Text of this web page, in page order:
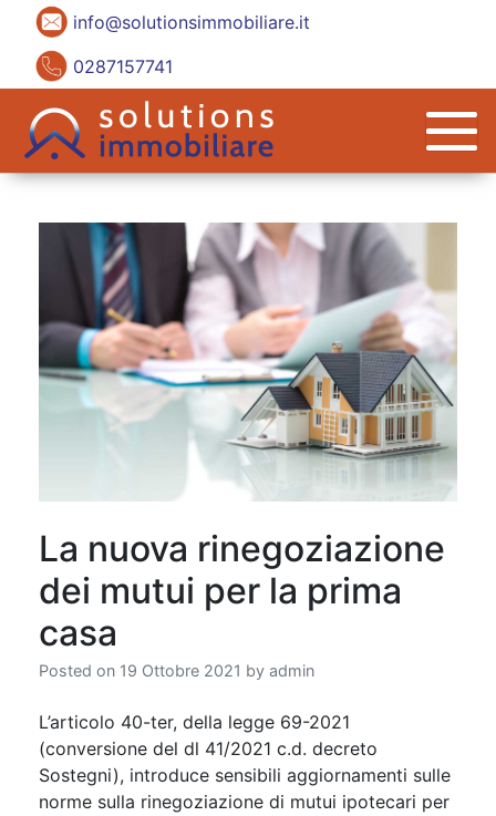
info@solutionsimmobiliare.it
0287157741
La nuova rinegoziazione
dei mutui per la prima
casa
Posted on 19 Ottobre 2021 by admin
L’articolo 40-ter, della legge 69-2021
(conversione del dl 41/2021 c.d. decreto
Sostegni), introduce sensibili aggiornamenti sulle
norme sulla rinegoziazione di mutui ipotecari per